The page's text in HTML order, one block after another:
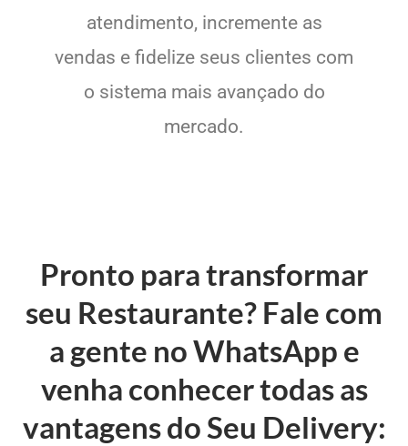
atendimento, incremente as
vendas e fidelize seus clientes com
o sistema mais avançado do
mercado.
Pronto para transformar
seu Restaurante? Fale com
a gente no WhatsApp e
venha conhecer todas as
vantagens do Seu Delivery: